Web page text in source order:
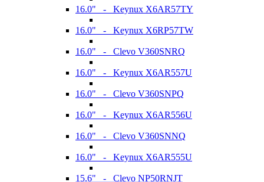
16.0" - Keynux X6AR57TY
16.0" - Keynux X6RP57TW
16.0" - Clevo V360SNRQ
16.0" - Keynux X6AR557U
16.0" - Clevo V360SNPQ
16.0" - Keynux X6AR556U
16.0" - Clevo V360SNNQ
16.0" - Keynux X6AR555U
15.6" - Clevo NP50RNJT